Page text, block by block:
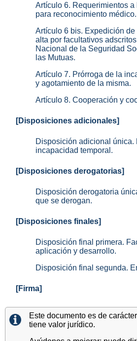
Artículo 6. Requerimientos
para reconocimiento médico.
Artículo 6 bis. Expedición
alta por facultativos
Nacional de la Seguridad
las Mutuas.
Artículo 7. Prórroga de la
y agotamiento de la misma.
Artículo 8. Cooperación y
[Disposiciones adicionales]
Disposición adicional única.
incapacidad temporal.
[Disposiciones derogatorias]
Disposición derogatoria
que se derogan.
[Disposiciones finales]
Disposición final primera.
aplicación y desarrollo.
Disposición final segunda.
[Firma]
Este documento es de
tiene valor jurídico.